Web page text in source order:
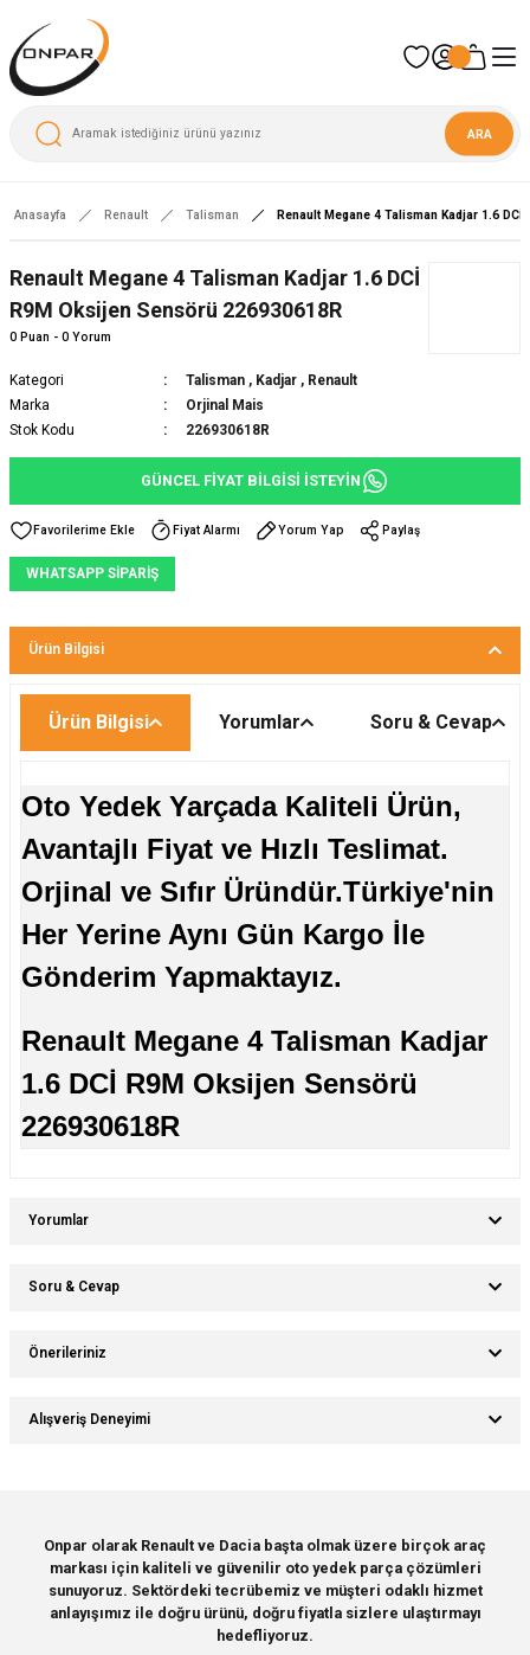
ARA
Anasayfa Renault Talisman Renault Megane 4 Talisman Kadjar 1.6
Renault Megane 4 Talisman Kadjar 1.6 DCİ
R9M Oksijen Sensörü 226930618R
0 Puan - 0 Yorum
Kategori Talisman , Kadjar , Renault
Marka
Orjinal Mais
Stok Kodu
226930618R
GÜNCEL FİYAT BİLGİSİ İSTEYİN
Fiyat Alarmı Yorum Yap Paylaş
WHATSAPP SİPARİŞ
Ürün Bilgisi
Ürün Bilgisi Yorumlar Soru & Cevap
Oto Yedek Yarçada Kaliteli Ürün,
Avantajlı Fiyat ve Hızlı Teslimat.
Orjinal ve Sıfır Üründür.Türkiye'nin
Her Yerine Aynı Gün Kargo İle
Gönderim Yapmaktayız.
Renault Megane 4 Talisman Kadjar
1.6 DCİ R9M Oksijen Sensörü
226930618R
Yorumlar
Soru & Cevap
Önerileriniz
Bu ürünün fiyat bilgisi, resim, ürün açıklamalarında ve diğer konularda
yetersiz gördüğünüz noktaları öneri formunu kullanarak tarafımıza
Ürün resmi kalitesiz, bozuk veya görüntülenemiyor.
Ürün açıklamasında eksik bilgiler bulunuyor.
Ürün bilgilerinde hatalar bulunuyor.
Ürün fiyatı diğer sitelerden daha pahalı.
Alışveriş Deneyimi
Deneyimini Paylaş
Onpar olarak Renault ve Dacia başta olmak üzere birçok araç
markası için kaliteli ve güvenilir oto yedek parça çözümleri
sunuyoruz. Sektördeki tecrübemiz ve müşteri odaklı hizmet
anlayışımız ile doğru ürünü, doğru fiyatla sizlere ulaştırmayı
hedefliyoruz.